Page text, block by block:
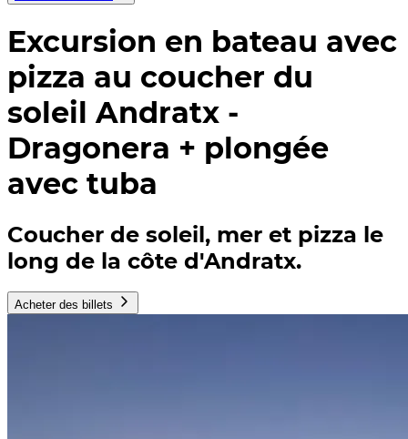
Excursion en bateau avec
pizza au coucher du
soleil Andratx -
Dragonera + plongée
avec tuba
Coucher de soleil, mer et pizza le
long de la côte d'Andratx.
Acheter des billets